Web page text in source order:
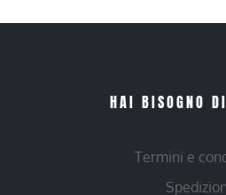
HAI BISOGNO
Termini e